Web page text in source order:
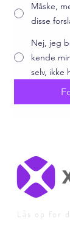
Måske,
disse
Nej, jeg
kende
selv, ikke
Lås op for